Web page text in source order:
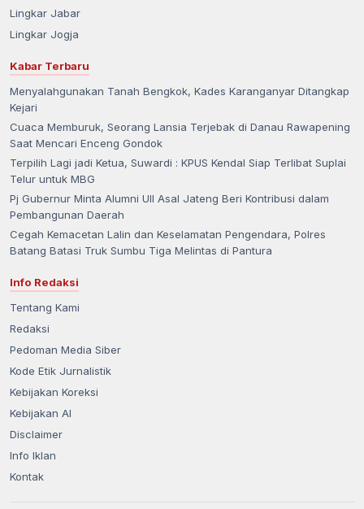
Lingkar Jabar
Lingkar Jogja
Kabar Terbaru
Menyalahgunakan Tanah Bengkok, Kades Karanganyar Ditangkap
Kejari
Cuaca Memburuk, Seorang Lansia Terjebak di Danau Rawapening
Saat Mencari Enceng Gondok
Terpilih Lagi jadi Ketua, Suwardi : KPUS Kendal Siap Terlibat Suplai
Telur untuk MBG
Pj Gubernur Minta Alumni UII Asal Jateng Beri Kontribusi dalam
Pembangunan Daerah
Cegah Kemacetan Lalin dan Keselamatan Pengendara, Polres
Batang Batasi Truk Sumbu Tiga Melintas di Pantura
Info Redaksi
Tentang Kami
Redaksi
Pedoman Media Siber
Kode Etik Jurnalistik
Kebijakan Koreksi
Kebijakan AI
Disclaimer
Info Iklan
Kontak